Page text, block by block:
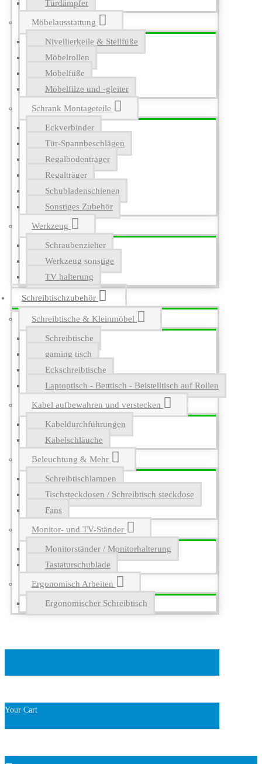
Türdämpfer
Möbelausstattung
Nivellierkeile & Stellfüße
Möbelrollen
Möbelfüße
Möbelfilze und -gleiter
Schrank Montageteile
Eckverbinder
Tür-Spannbeschlägen
Regalbodenträger
Regalträger
Schubladenschienen
Sonstiges Zubehör
Werkzeug
Schraubenzieher
Werkzeug sonstige
TV halterung
Schreibtischzubehör
Schreibtische & Kleinmöbel
Schreibtische
gaming tisch
Eckschreibtische
Laptoptisch - Betttisch - Beistelltisch auf Rollen
Kabel aufbewahren und verstecken
Kabeldurchführungen
Kabelschläuche
Beleuchtung & Mehr
Schreibtischlampen
Tischsteckdosen / Schreibtisch steckdose
Fans
Monitor- und TV-Ständer
Monitorständer / Monitorhalterung
Tastaturschublade
Ergonomisch Arbeiten
Ergonomischer Schreibtisch
Your Cart